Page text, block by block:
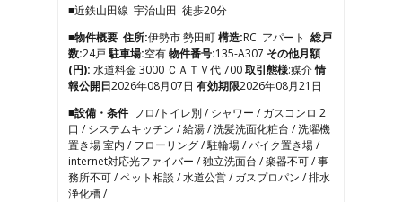
5
6
7
8
9
10
11
12
■近鉄山田線 宇治山田 徒歩20分
■物件概要 住所:伊勢市 勢田町構造:RC アパート 総戸
数:24戸駐車場:空有物件番号:135-A307 その他月額
(円): 水道料金 3000 ＣＡＴＶ代 700取引態様:媒介情
報公開日2026年08月07日 有効期限2026年08月21日
■設備・条件 フロ/トイレ別 / シャワー / ガスコンロ 2
口 / システムキッチン / 給湯 / 洗髪洗面化粧台 / 洗濯機
置き場 室内 / フローリング / 駐輪場 / バイク置き場 /
internet対応光ファイバー / 独立洗面台 / 楽器不可 / 事
務所不可 / ペット相談 / 水道公営 / ガスプロパン / 排水
浄化槽 /